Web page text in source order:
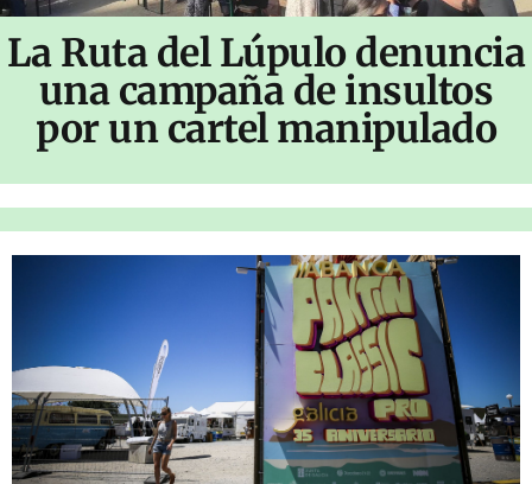
La Ruta del Lúpulo denuncia
una campaña de insultos
por un cartel manipulado